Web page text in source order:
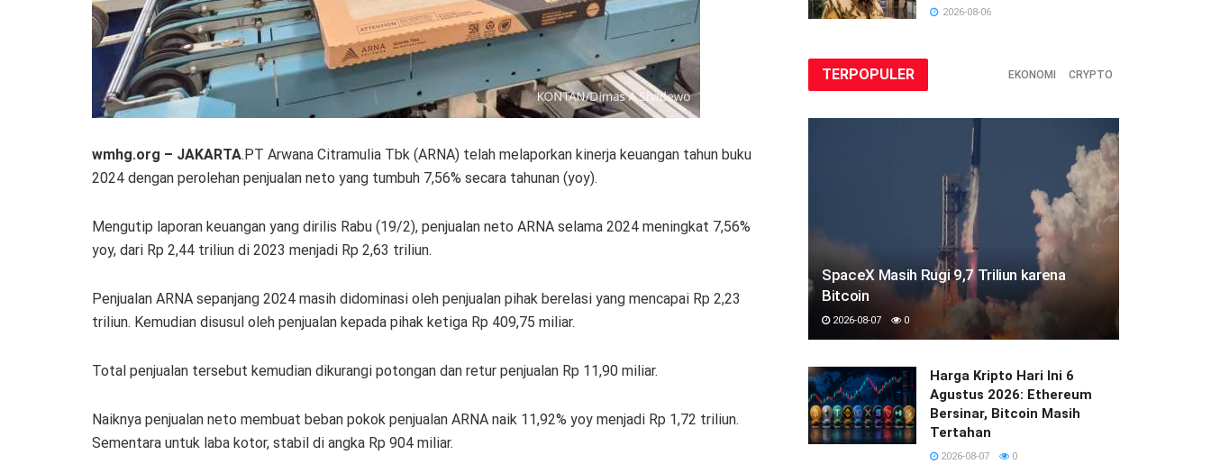
wmhg.org – JAKARTA.PT Arwana Citramulia Tbk (ARNA) telah melaporkan kinerja keuangan tahun buku
2024 dengan perolehan penjualan neto yang tumbuh 7,56% secara tahunan (yoy).
Mengutip laporan keuangan yang dirilis Rabu (19/2), penjualan neto ARNA selama 2024 meningkat 7,56%
yoy, dari Rp 2,44 triliun di 2023 menjadi Rp 2,63 triliun.
Penjualan ARNA sepanjang 2024 masih didominasi oleh penjualan pihak berelasi yang mencapai Rp 2,23
triliun. Kemudian disusul oleh penjualan kepada pihak ketiga Rp 409,75 miliar.
Total penjualan tersebut kemudian dikurangi potongan dan retur penjualan Rp 11,90 miliar.
Naiknya penjualan neto membuat beban pokok penjualan ARNA naik 11,92% yoy menjadi Rp 1,72 triliun.
Sementara untuk laba kotor, stabil di angka Rp 904 miliar.
2026-08-06
TERPOPULER EKONOMI CRYPTO
SpaceX Masih Rugi 9,7 Triliun karena
Bitcoin
2026-08-07 0
Harga Kripto Hari Ini 6
Agustus 2026: Ethereum
Bersinar, Bitcoin Masih
Tertahan
2026-08-07 0